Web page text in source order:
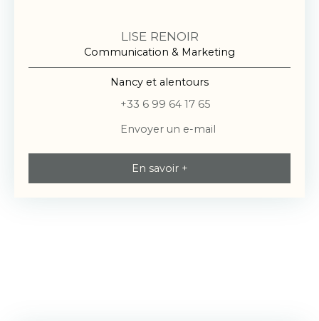
LISE RENOIR
Communication & Marketing
Nancy et alentours
+33 6 99 64 17 65
Envoyer un e-mail
En savoir +